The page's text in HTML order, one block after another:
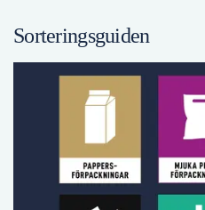
Sorteringsguiden